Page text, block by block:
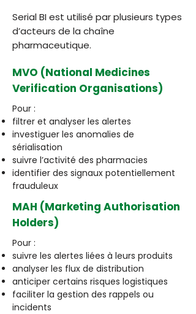
Serial BI est utilisé par plusieurs types
d’acteurs de la chaîne
pharmaceutique.
MVO (National Medicines
Verification Organisations)
Pour :
filtrer et analyser les alertes
investiguer les anomalies de
sérialisation
suivre l’activité des pharmacies
identifier des signaux potentiellement
frauduleux
MAH (Marketing Authorisation
Holders)
Pour :
suivre les alertes liées à leurs produits
analyser les flux de distribution
anticiper certains risques logistiques
faciliter la gestion des rappels ou
incidents